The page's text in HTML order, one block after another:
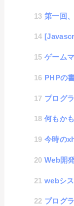
第一回
ゲーム
PHPの書
プログラミ
何もかもうま
今時の
Web開発で使
webシステムや
プログ